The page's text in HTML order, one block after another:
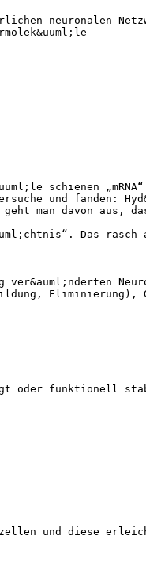
neuronalen
schienen
und fanden:
man davon aus,
Das
Eliminierung),
oder funktionell
und diese